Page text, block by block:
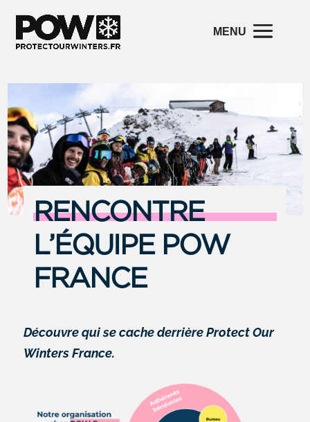
RENCONTRE
L’ÉQUIPE POW
FRANCE
Découvre qui se cache derrière Protect Our
Winters France.